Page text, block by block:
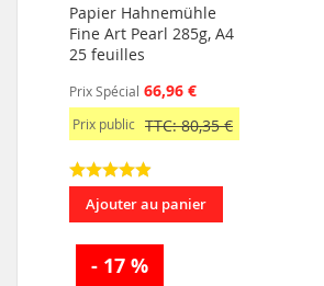
Papier Hahnemühle
Fine Art Pearl 285g, A4
25 feuilles
Prix Spécial 66,96 €
Prix public TTC: 80,35 €
Ajouter au panier
- 17 %